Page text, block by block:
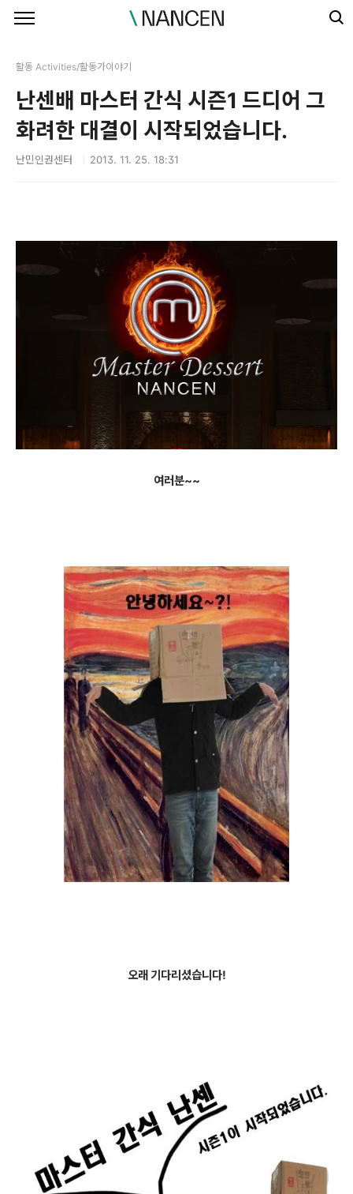
활동 Activities/활동가이야기
난센배 마스터 간식 시즌1 드디어 그
화려한 대결이 시작되었습니다.
난민인권센터 2013. 11. 25. 18:31
여러분~~
오래 기다리셨습니다!